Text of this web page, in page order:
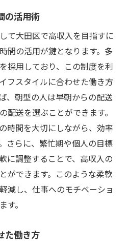
の活用術
て大田区で高収入を目指すに
間の活用が鍵となります。多
採用しており、この制度を利
フスタイルに合わせた働き方
、朝型の人は早朝からの配送
配送を選ぶことができます。
時間を大切にしながら、効率
さらに、繁忙期や個人の目標
に調整することで、高収入の
ができます。このような柔軟
減し、仕事へのモチベーショ
す。
た働き方